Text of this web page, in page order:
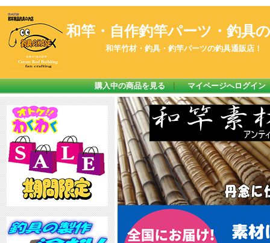
和竿・自作釣竿パーツ・釣具の
和竿竹材・釣具・釣竿パーツの釣具通販店！
購入中の商品を見る｜ マイページへログイン